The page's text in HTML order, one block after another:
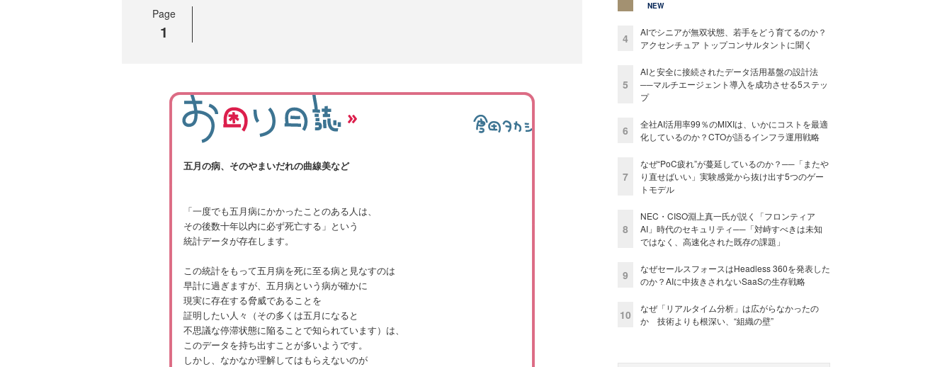
Page
1
五月の病、そのやまいだれの曲線美など
「一度でも五月病にかかったことのある人は、
その後数十年以内に必ず死亡する」という
統計データが存在します。
この統計をもって五月病を死に至る病と見なすのは
早計に過ぎますが、五月病という病が確かに
現実に存在する脅威であることを
証明したい人々（その多くは五月になると
不思議な停滞状態に陥ることで知られています）は、
このデータを持ち出すことが多いようです。
しかし、なかなか理解してはもらえないのが
NEW
4
AIでシニアが無双状態、若手をどう育てるのか？
アクセンチュア トップコンサルタントに聞く
5
AIと安全に接続されたデータ活用基盤の設計法
──マルチエージェント導入を成功させる5ステッ
プ
6
全社AI活用率99％のMIXIは、いかにコストを最適
化しているのか？CTOが語るインフラ運用戦略
7
なぜ“PoC疲れ”が蔓延しているのか？──「またや
り直せばいい」実験感覚から抜け出す5つのゲー
トモデル
8
NEC・CISO淵上真一氏が説く「フロンティア
AI」時代のセキュリティ──「対峙すべきは未知
ではなく、高速化された既存の課題」
9
なぜセールスフォースはHeadless 360を発表した
のか？AIに中抜きされないSaaSの生存戦略
10
なぜ「リアルタイム分析」は広がらなかったの
か 技術よりも根深い、“組織の壁”